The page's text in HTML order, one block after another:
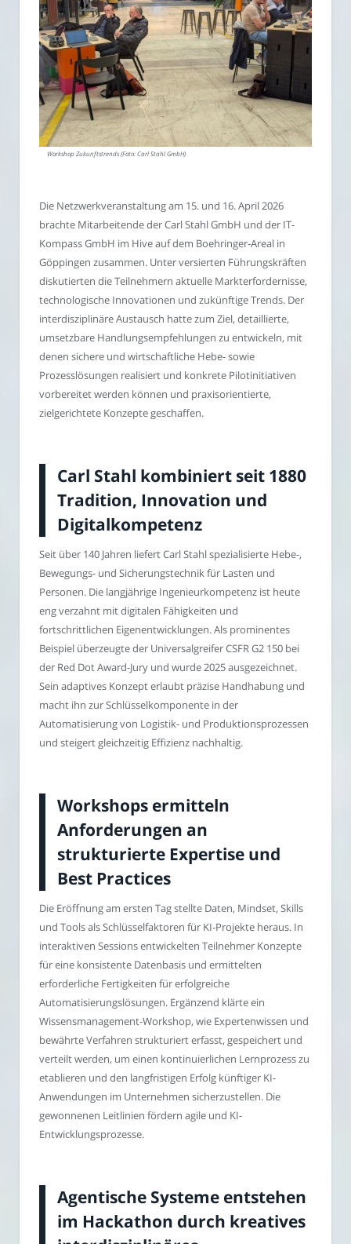
Workshop Zukunftstrends (Foto: Carl Stahl GmbH)
Die Netzwerkveranstaltung am 15. und 16. April 2026
brachte Mitarbeitende der Carl Stahl GmbH und der IT-
Kompass GmbH im Hive auf dem Boehringer-Areal in
Göppingen zusammen. Unter versierten Führungskräften
diskutierten die Teilnehmern aktuelle Markterfordernisse,
technologische Innovationen und zukünftige Trends. Der
interdisziplinäre Austausch hatte zum Ziel, detaillierte,
umsetzbare Handlungsempfehlungen zu entwickeln, mit
denen sichere und wirtschaftliche Hebe- sowie
Prozesslösungen realisiert und konkrete Pilotinitiativen
vorbereitet werden können und praxisorientierte,
zielgerichtete Konzepte geschaffen.
Carl Stahl kombiniert seit 1880
Tradition, Innovation und
Digitalkompetenz
Seit über 140 Jahren liefert Carl Stahl spezialisierte Hebe-,
Bewegungs- und Sicherungstechnik für Lasten und
Personen. Die langjährige Ingenieurkompetenz ist heute
eng verzahnt mit digitalen Fähigkeiten und
fortschrittlichen Eigenentwicklungen. Als prominentes
Beispiel überzeugte der Universalgreifer CSFR G2 150 bei
der Red Dot Award-Jury und wurde 2025 ausgezeichnet.
Sein adaptives Konzept erlaubt präzise Handhabung und
macht ihn zur Schlüsselkomponente in der
Automatisierung von Logistik- und Produktionsprozessen
und steigert gleichzeitig Effizienz nachhaltig.
Workshops ermitteln
Anforderungen an
strukturierte Expertise und
Best Practices
Die Eröffnung am ersten Tag stellte Daten, Mindset, Skills
und Tools als Schlüsselfaktoren für KI-Projekte heraus. In
interaktiven Sessions entwickelten Teilnehmer Konzepte
für eine konsistente Datenbasis und ermittelten
erforderliche Fertigkeiten für erfolgreiche
Automatisierungslösungen. Ergänzend klärte ein
Wissensmanagement-Workshop, wie Expertenwissen und
bewährte Verfahren strukturiert erfasst, gespeichert und
verteilt werden, um einen kontinuierlichen Lernprozess zu
etablieren und den langfristigen Erfolg künftiger KI-
Anwendungen im Unternehmen sicherzustellen. Die
gewonnenen Leitlinien fördern agile und KI-
Entwicklungsprozesse.
Agentische Systeme entstehen
im Hackathon durch kreatives